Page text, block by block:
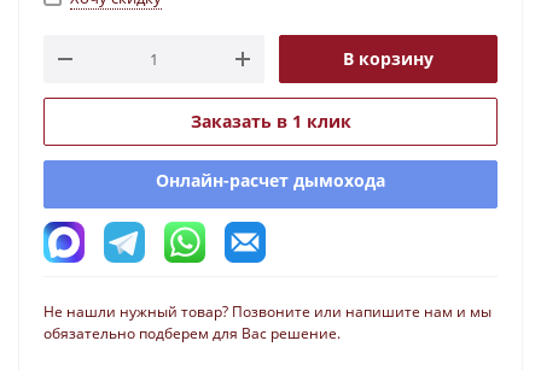
В корзину
Заказать в 1 клик
Онлайн-расчет дымохода
Не нашли нужный товар? Позвоните или напишите нам и мы
обязательно подберем для Вас решение.